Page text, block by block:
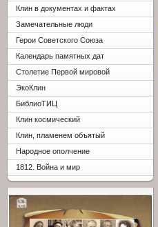
Клин в документах и фактах
Замечательные люди
Герои Советского Союза
Календарь памятных дат
Столетие Первой мировой
ЭкоКлин
БиблиоТИЦ
Клин космический
Клин, пламенем объятый
Народное ополчение
1812. Война и мир